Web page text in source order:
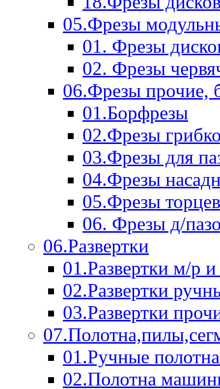
05.Фрезы
01. Фрезы
02. Фрезы
06.Фрезы прочие,
01.Борфрезы
02.Фрезы
03.Фрезы для
04.Фрезы
05.Фрезы
06. Фрезы д/
06.Развертки
01.Развертки м/р
02.Развертки
03.Развертки
01.Ручные
02.Полотна